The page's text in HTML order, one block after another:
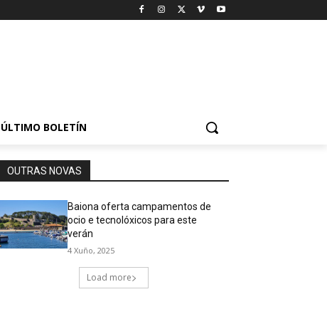
ÚLTIMO BOLETÍN
OUTRAS NOVAS
Baiona oferta campamentos de
ocio e tecnolóxicos para este
verán
4 Xuño, 2025
Load more